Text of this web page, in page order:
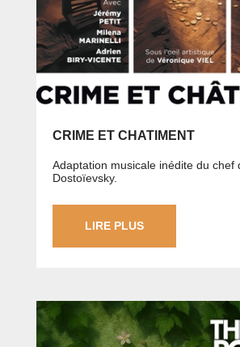
CRIME ET CHATIMENT
Adaptation musicale inédite du chef
Dostoïevsky.
LIRE PLUS